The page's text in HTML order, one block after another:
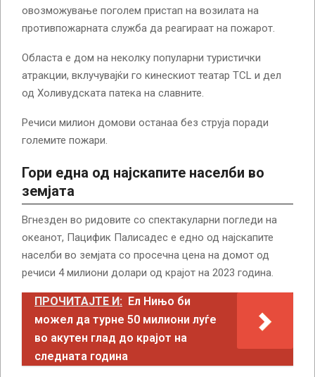
овозможување поголем пристап на возилата на
противпожарната служба да реагираат на пожарот.
Областа е дом на неколку популарни туристички
атракции, вклучувајќи го кинескиот театар TCL и дел
од Холивудската патека на славните.
Речиси милион домови останаа без струја поради
големите пожари.
Гори една од најскапите населби во
земјата
Вгнезден во ридовите со спектакуларни погледи на
океанот, Пацифик Палисадес е едно од најскапите
населби во земјата со просечна цена на домот од
речиси 4 милиони долари од крајот на 2023 година.
ПРОЧИТАЈТЕ И: Ел Нињо би
можел да турне 50 милиони луѓе
во акутен глад до крајот на
следната година